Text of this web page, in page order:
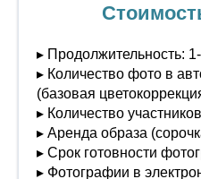
▸ Продолжительность:
▸ Количество фото в
(базовая
▸ Количество
▸ Аренда образа
▸ Срок готовности
▸ Фотографии в